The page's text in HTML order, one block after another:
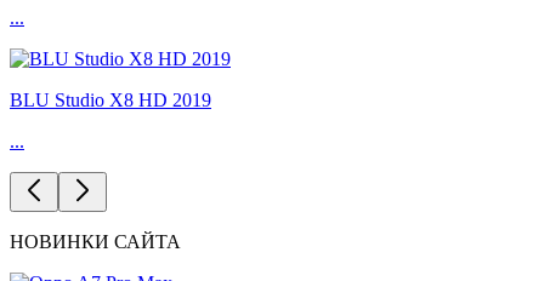
...
BLU Studio X8 HD 2019
...
НОВИНКИ САЙТА